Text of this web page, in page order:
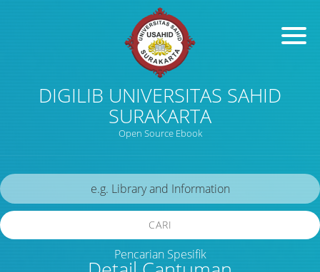
DIGILIB UNIVERSITAS SAHID
SURAKARTA
Open Source Ebook
CARI
Pencarian Spesifik